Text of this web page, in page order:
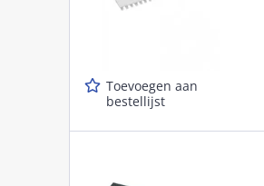
Toevoegen aan
bestellijst